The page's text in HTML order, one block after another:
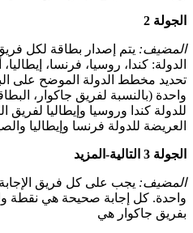
الجولة 2
المضيف: يتم إصدار بطاقة لكل
الدولة: كندا، روسيا، فرنسا،
تحديد مخطط الدولة الموضح على
واحدة (بالنسبة لفريق جاكوار،
للدولة كندا وروسيا وإيطاليا
العريضة للدولة فرنسا وإيطاليا
الجولة 3 التالية-المزيد
المضيف: يجب على كل فريق
واحدة. كل إجابة صحيحة هي نقطة
بفريق جاكوار هي